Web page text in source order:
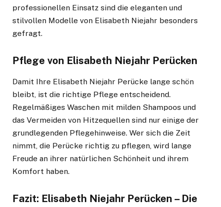
professionellen Einsatz sind die eleganten und
stilvollen Modelle von Elisabeth Niejahr besonders
gefragt.
Pflege von Elisabeth Niejahr Perücken
Damit Ihre Elisabeth Niejahr Perücke lange schön
bleibt, ist die richtige Pflege entscheidend.
Regelmäßiges Waschen mit milden Shampoos und
das Vermeiden von Hitzequellen sind nur einige der
grundlegenden Pflegehinweise. Wer sich die Zeit
nimmt, die Perücke richtig zu pflegen, wird lange
Freude an ihrer natürlichen Schönheit und ihrem
Komfort haben.
Fazit: Elisabeth Niejahr Perücken – Die